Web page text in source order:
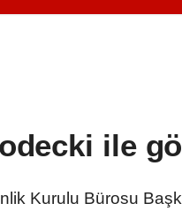
ile
Kurulu Bürosu